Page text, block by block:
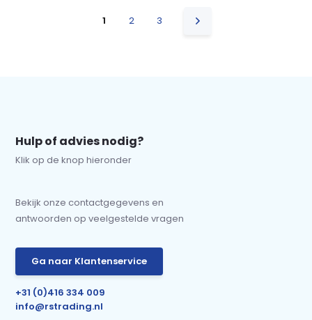
1 2 3
Hulp of advies nodig?
Klik op de knop hieronder
Bekijk onze contactgegevens en
antwoorden op veelgestelde vragen
Ga naar Klantenservice
+31 (0)416 334 009
info@rstrading.nl